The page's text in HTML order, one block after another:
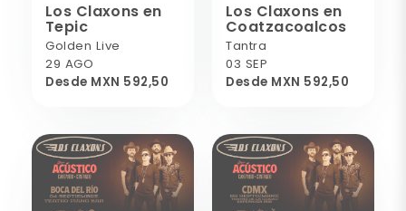
Los Claxons en
Tepic
Golden Live
29 AGO
Desde MXN 592,50
Los Claxons en
Coatzacoalcos
Tantra
03 SEP
Desde MXN 592,50